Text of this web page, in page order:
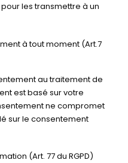
les transmettre à un
à tout moment (Art.7
au traitement de
est basé sur votre
ne compromet
sur le consentement
(Art. 77 du RGPD)